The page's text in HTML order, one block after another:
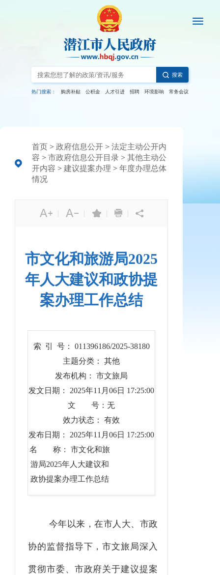
搜索
热门搜索： 购房补贴 公积金 人才引进 招聘 环境影响 常务会议
首页 > 政府信息公开 > 法定主动公开内
容 > 市政府信息公开目录 > 其他主动公
开内容 > 建议提案办理 > 年度办理总体
情况
| | | |
市文化和旅游局2025
年人大建议和政协提
案办理工作总结
索 引 号： 011396186/2025-38180
主题分类： 其他
发布机构： 市文旅局
发文日期： 2025年11月06日 17:25:00
文 号：无
效力状态： 有效
发布日期： 2025年11月06日 17:25:00
名 称： 市文化和旅
游局2025年人大建议和
政协提案办理工作总结
今年以来，在市人大、市政
协的监督指导下，市文旅局深入
贯彻市委、市政府关于建议提案